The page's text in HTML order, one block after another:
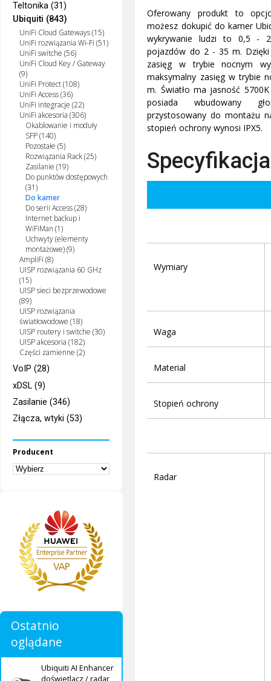
Teltonika (31)
Ubiquiti (843)
UniFi Cloud Gateways (15)
UniFi rozwiązania Wi-Fi (51)
UniFi switche (56)
UniFi Cloud Key / Gateway
(9)
UniFi Protect (108)
UniFi Access (36)
UniFi integracje (22)
UniFi akcesoria (306)
Okablowanie i moduły
SFP (140)
Pozostałe (5)
Rozwiązania Rack (25)
Zasilanie (19)
Do punktów dostępowych
(31)
Do kamer
Do serii Access (28)
Internet backup i
WiFiMan (1)
Uchwyty (elementy
montażowe) (9)
AmpliFi (8)
UISP rozwiązania 60 GHz
(15)
UISP sieci bezprzewodowe
(89)
UISP rozwiązania
światłowodowe (18)
UISP routery i switche (30)
UISP akcesoria (182)
Części zamienne (2)
VoIP (28)
xDSL (9)
Zasilanie (346)
Złącza, wtyki (53)
Producent
Ostatnio
oglądane
Ubiquiti AI Enhancer
Oferowany produkt to
możesz dokupić do kamer
wykrywanie ludzi to 0,5 -
pojazdów do 2 - 35 m.
zasięg w trybie nocnym
maksymalny zasięg w trybie
m. Światło ma jasność
posiada wbudowany
przystosowany do montażu
stopień ochrony wynosi IPX5.
Specyfikacja
Wymiary
Waga
Material
Stopień ochrony
Radar